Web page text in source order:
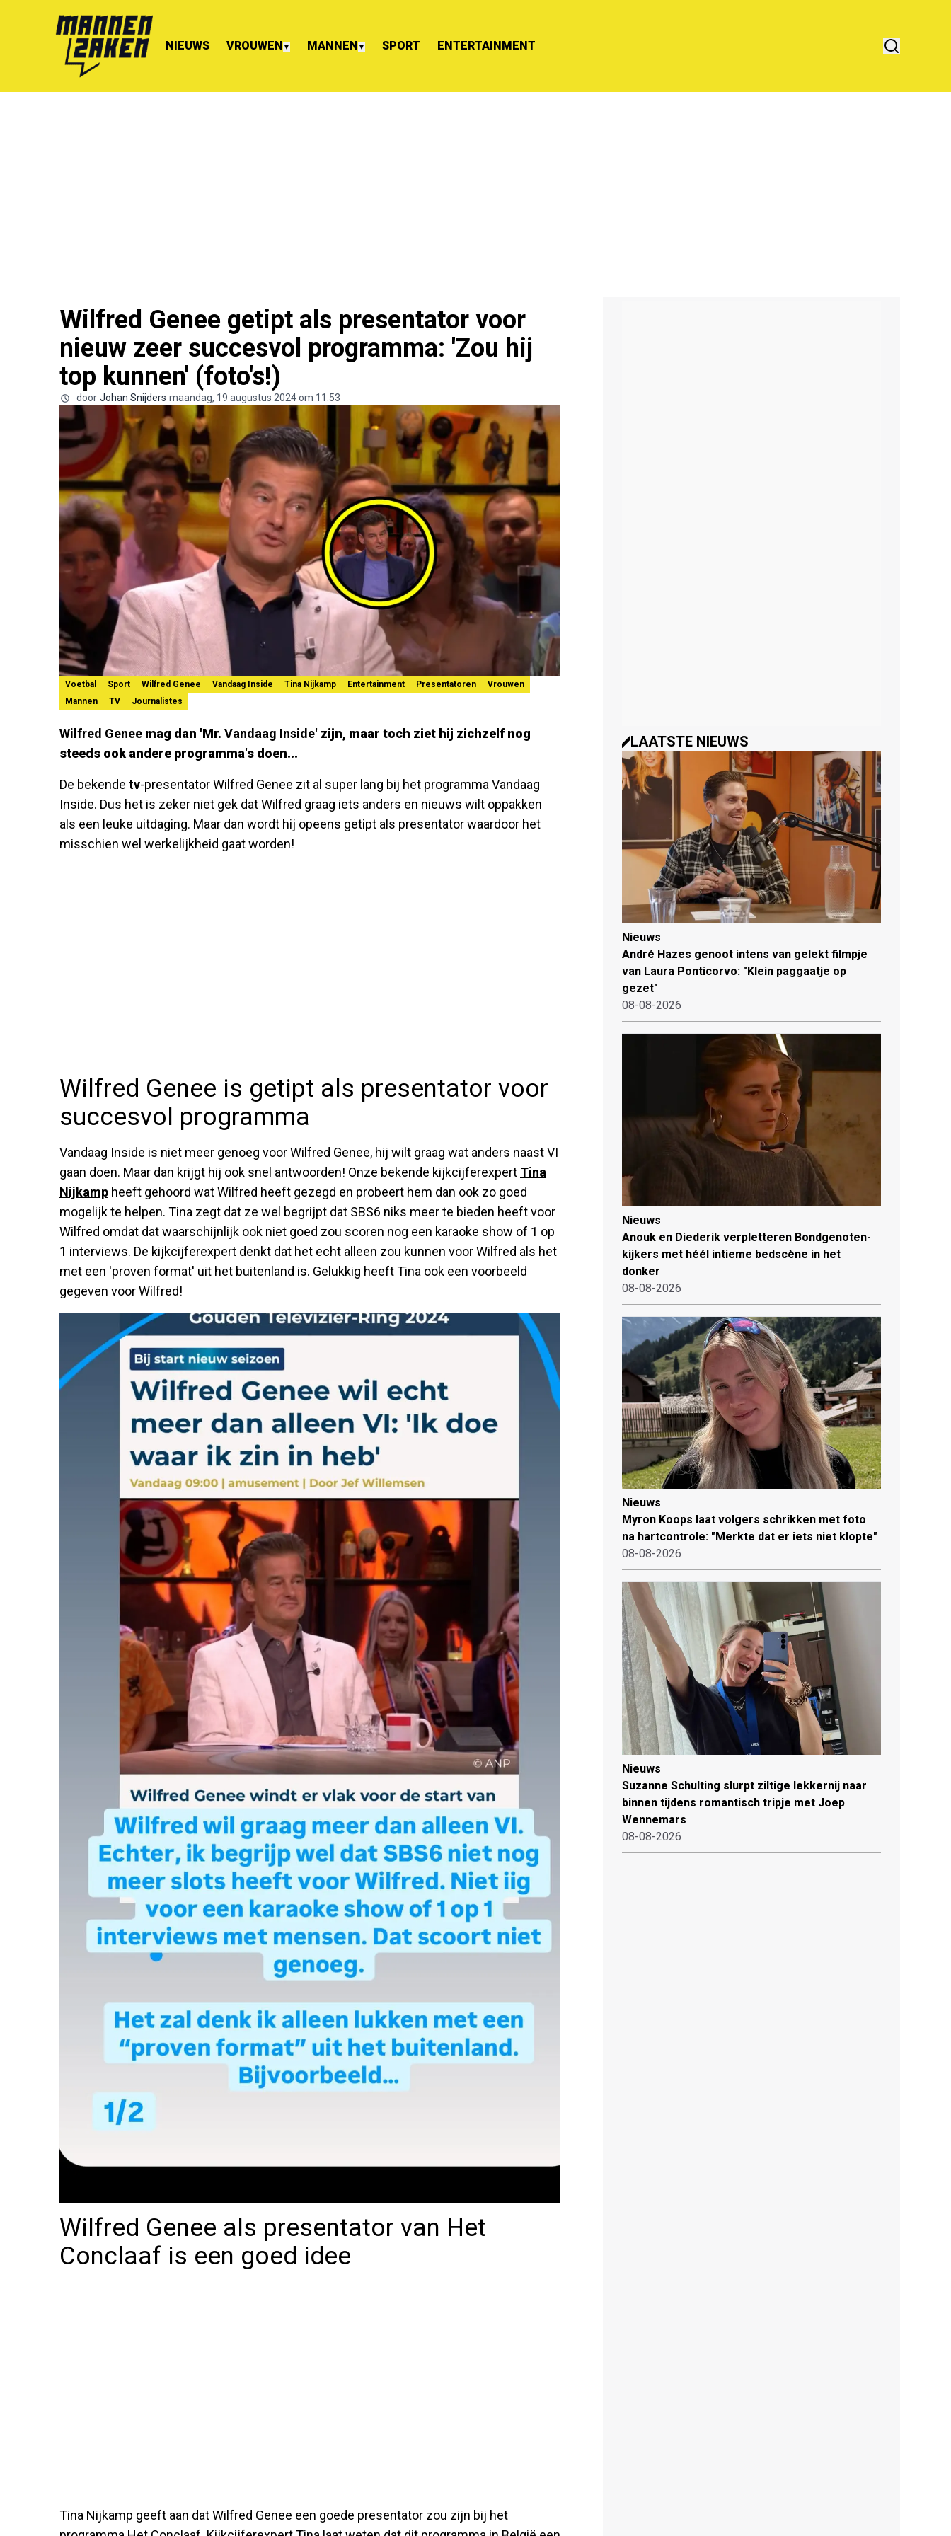
NIEUWS VROUWEN ▼ MANNEN ▼ SPORT ENTERTAINMENT
Wilfred Genee getipt als presentator voor
nieuw zeer succesvol programma: 'Zou hij
top kunnen' (foto's!)
door Johan Snijders maandag, 19 augustus 2024 om 11:53
Voetbal Sport Wilfred Genee Vandaag Inside Tina Nijkamp Entertainment Presentatoren
Vrouwen
Mannen
TV Journalistes
Wilfred Genee mag dan 'Mr. Vandaag Inside' zijn, maar toch ziet hij zichzelf nog
steeds ook andere programma's doen...
De bekende tv-presentator Wilfred Genee zit al super lang bij het programma Vandaag
Inside. Dus het is zeker niet gek dat Wilfred graag iets anders en nieuws wilt oppakken
als een leuke uitdaging. Maar dan wordt hij opeens getipt als presentator waardoor het
misschien wel werkelijkheid gaat worden!
Wilfred Genee is getipt als presentator voor
succesvol programma
Vandaag Inside is niet meer genoeg voor Wilfred Genee, hij wilt graag wat anders naast VI
gaan doen. Maar dan krijgt hij ook snel antwoorden! Onze bekende kijkcijferexpert Tina
Nijkamp heeft gehoord wat Wilfred heeft gezegd en probeert hem dan ook zo goed
mogelijk te helpen. Tina zegt dat ze wel begrijpt dat SBS6 niks meer te bieden heeft voor
Wilfred omdat dat waarschijnlijk ook niet goed zou scoren nog een karaoke show of 1 op
1 interviews. De kijkcijferexpert denkt dat het echt alleen zou kunnen voor Wilfred als het
met een 'proven format' uit het buitenland is. Gelukkig heeft Tina ook een voorbeeld
gegeven voor Wilfred!
Wilfred Genee als presentator van Het
Conclaaf is een goed idee
Tina Nijkamp geeft aan dat Wilfred Genee een goede presentator zou zijn bij het
LAATSTE NIEUWS
Nieuws
André Hazes genoot intens van gelekt filmpje
van Laura Ponticorvo: "Klein paggaatje op
gezet"
08-08-2026
Nieuws
Anouk en Diederik verpletteren Bondgenoten-
kijkers met héél intieme bedscène in het
donker
08-08-2026
Nieuws
Myron Koops laat volgers schrikken met foto
na hartcontrole: "Merkte dat er iets niet klopte"
08-08-2026
Nieuws
Suzanne Schulting slurpt ziltige lekkernij naar
binnen tijdens romantisch tripje met Joep
Wennemars
08-08-2026